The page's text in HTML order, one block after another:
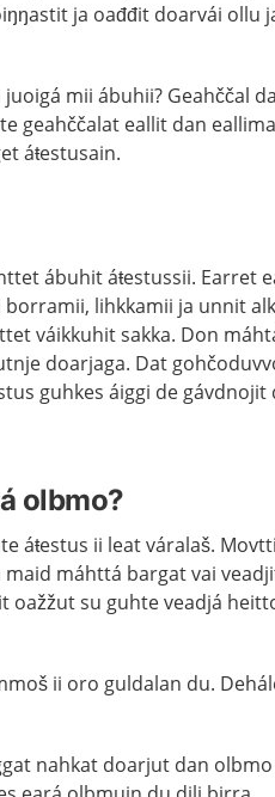
ja oađđit doarvái ollu
mii ábuhii? Geahččal
geahččalat eallit dan
áŧestusain.
ábuhit áŧestussii. Earret
lihkkamii ja unnit
váikkuhit sakka. Don
doarjaga. Dat
guhkes áiggi de gávdnojit
olbmo?
áŧestus ii leat váralaš.
máhttá bargat vai
oažžut su guhte veadjá
ii oro guldalan du.
nahkat doarjut dan